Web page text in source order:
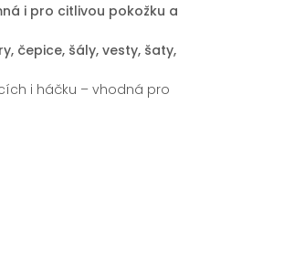
i pro citlivou pokožku a
čepice, šály, vesty, šaty,
i háčku – vhodná pro